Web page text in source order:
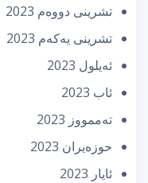
تشرینی دووه‌م 2023
تشرینی یه‌كه‌م 2023
ئه‌یلول 2023
ئاب 2023
تەممووز 2023
حوزه‌یران 2023
ئایار 2023